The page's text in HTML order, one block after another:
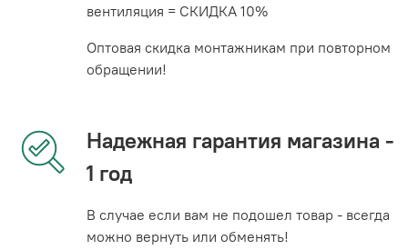
вентиляция = СКИДКА 10%
Оптовая скидка монтажникам при повторном
обращении!
Надежная гарантия магазина -
1 год
В случае если вам не подошел товар - всегда
можно вернуть или обменять!